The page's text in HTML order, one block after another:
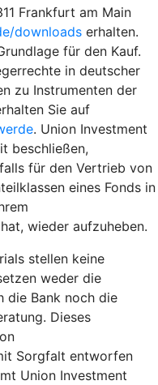
Frankfurt am Main
downloads erhalten.
für den Kauf.
in deutscher
zu Instrumenten der
Sie auf
. Union Investment
beschließen,
für den Vertrieb von
eines Fonds in
wieder aufzuheben.
stellen keine
weder die
die Bank noch die
Dieses
Sorgfalt entworfen
Union Investment